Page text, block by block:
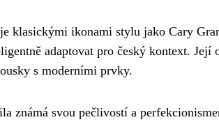
klasickými ikonami stylu jako Cary
adaptovat pro český kontext.
s moderními prvky.
známá svou pečlivostí a